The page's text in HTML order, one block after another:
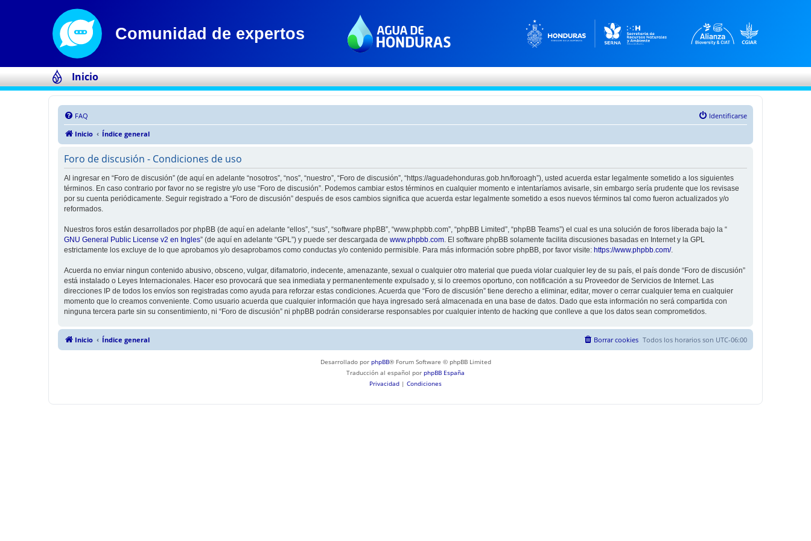
Inicio
FAQ
Identificarse
Inicio
Índice general
Foro de discusión - Condiciones de uso
Al ingresar en “Foro de discusión” (de aquí en adelante “nosotros”, “nos”, “nuestro”, “Foro de discusión”, “https://aguadehonduras.gob.hn/foroagh”), usted acuerda estar legalmente sometido a los siguientes
términos. En caso contrario por favor no se registre y/o use “Foro de discusión”. Podemos cambiar estos términos en cualquier momento e intentaríamos avisarle, sin embargo sería prudente que los revisase
por su cuenta periódicamente. Seguir registrado a “Foro de discusión” después de esos cambios significa que acuerda estar legalmente sometido a esos nuevos términos tal como fueron actualizados y/o
reformados.
Nuestros foros están desarrollados por phpBB (de aquí en adelante “ellos”, “sus”, “software phpBB”, “www.phpbb.com”, “phpBB Limited”, “phpBB Teams”) el cual es una solución de foros liberada bajo la “
GNU General Public License v2 en Ingles” (de aquí en adelante “GPL”) y puede ser descargada de www.phpbb.com. El software phpBB solamente facilita discusiones basadas en Internet y la GPL
estrictamente los excluye de lo que aprobamos y/o desaprobamos como conductas y/o contenido permisible. Para más información sobre phpBB, por favor visite: https://www.phpbb.com/.
Acuerda no enviar ningun contenido abusivo, obsceno, vulgar, difamatorio, indecente, amenazante, sexual o cualquier otro material que pueda violar cualquier ley de su país, el país donde “Foro de discusión”
está instalado o Leyes Internacionales. Hacer eso provocará que sea inmediata y permanentemente expulsado y, si lo creemos oportuno, con notificación a su Proveedor de Servicios de Internet. Las
direcciones IP de todos los envíos son registradas como ayuda para reforzar estas condiciones. Acuerda que “Foro de discusión” tiene derecho a eliminar, editar, mover o cerrar cualquier tema en cualquier
momento que lo creamos conveniente. Como usuario acuerda que cualquier información que haya ingresado será almacenada en una base de datos. Dado que esta información no será compartida con
ninguna tercera parte sin su consentimiento, ni “Foro de discusión” ni phpBB podrán considerarse responsables por cualquier intento de hacking que conlleve a que los datos sean comprometidos.
Inicio Índice general Todos los horarios son UTC-06:00
Borrar cookies
Desarrollado por phpBB® Forum Software © phpBB Limited
Traducción al español por phpBB España
Privacidad | Condiciones